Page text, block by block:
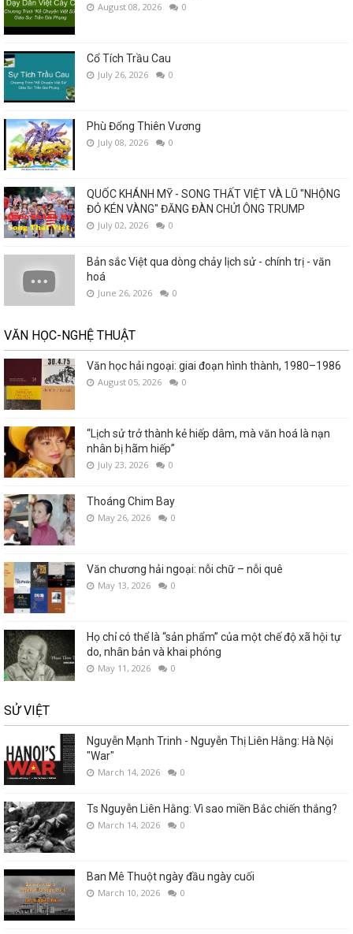
August 08, 2026 0
Cổ Tích Trầu Cau
July 26, 2026 0
Phù Đổng Thiên Vương
July 08, 2026 0
QUỐC KHÁNH MỸ - SONG THẤT VIỆT VÀ LŨ "NHỘNG
ĐỎ KÉN VÀNG" ĐĂNG ĐÀN CHỬI ÔNG TRUMP
July 02, 2026 0
Bản sắc Việt qua dòng chảy lịch sử - chính trị - văn
hoá
June 26, 2026 0
VĂN HỌC-NGHỆ THUẬT
Văn học hải ngoại: giai đoạn hình thành, 1980–1986
August 05, 2026 0
“Lịch sử trở thành kẻ hiếp dâm, mà văn hoá là nạn
nhân bị hãm hiếp”
July 23, 2026 0
Thoáng Chim Bay
May 26, 2026 0
Văn chương hải ngoại: nỗi chữ – nỗi quê
May 13, 2026 0
Họ chỉ có thể là “sản phẩm” của một chế độ xã hội tự
do, nhân bản và khai phóng
May 11, 2026 0
SỬ VIỆT
Nguyễn Mạnh Trinh - Nguyễn Thị Liên Hằng: Hà Nội
"War"
March 14, 2026 0
Ts Nguyễn Liên Hằng: Vì sao miền Bắc chiến thắng?
March 14, 2026 0
Ban Mê Thuột ngày đầu ngày cuối
March 10, 2026 0